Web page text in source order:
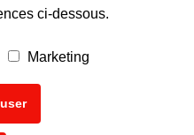
cookies
ci-dessous.
Marketing